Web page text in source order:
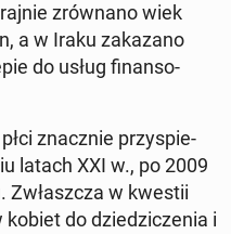
zrów­na­no wiek
a w Iraku za­ka­za­no
do usług fi­nan­so­
znacz­nie przy­spie­
latach XXI w., po 2009
Zwłasz­cza w kwestii
do dzie­dzi­cze­nia i